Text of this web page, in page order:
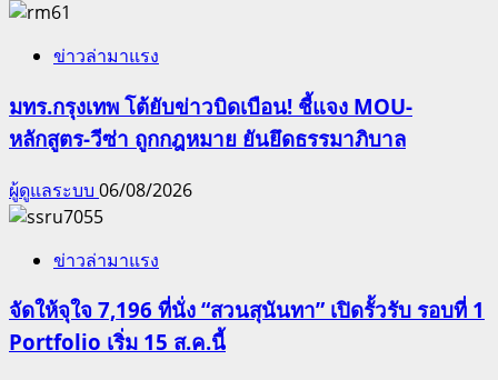
ข่าวล่ามาแรง
มทร.กรุงเทพ โต้ยับข่าวบิดเบือน! ชี้แจง MOU-
หลักสูตร-วีซ่า ถูกกฎหมาย ยันยึดธรรมาภิบาล
ผู้ดูแลระบบ 06/08/2026
ข่าวล่ามาแรง
จัดให้จุใจ 7,196 ที่นั่ง “สวนสุนันทา” เปิดรั้วรับ รอบที่ 1
Portfolio เริ่ม 15 ส.ค.นี้